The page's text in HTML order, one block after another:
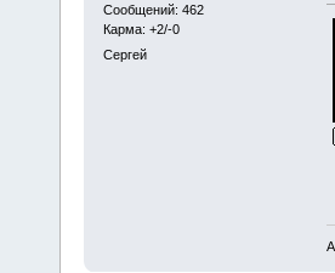
Сообщений: 462
Карма: +2/-0
Сергей